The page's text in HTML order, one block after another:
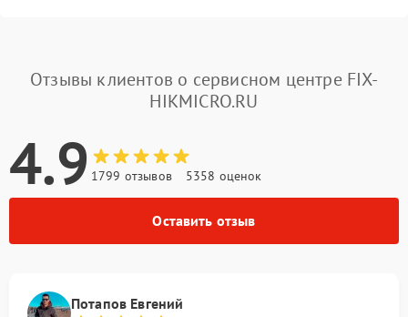
Отзывы клиентов о сервисном центре FIX-
HIKMICRO.RU
4.9 1799 отзывов 5358 оценок
Оставить отзыв
Потапов Евгений